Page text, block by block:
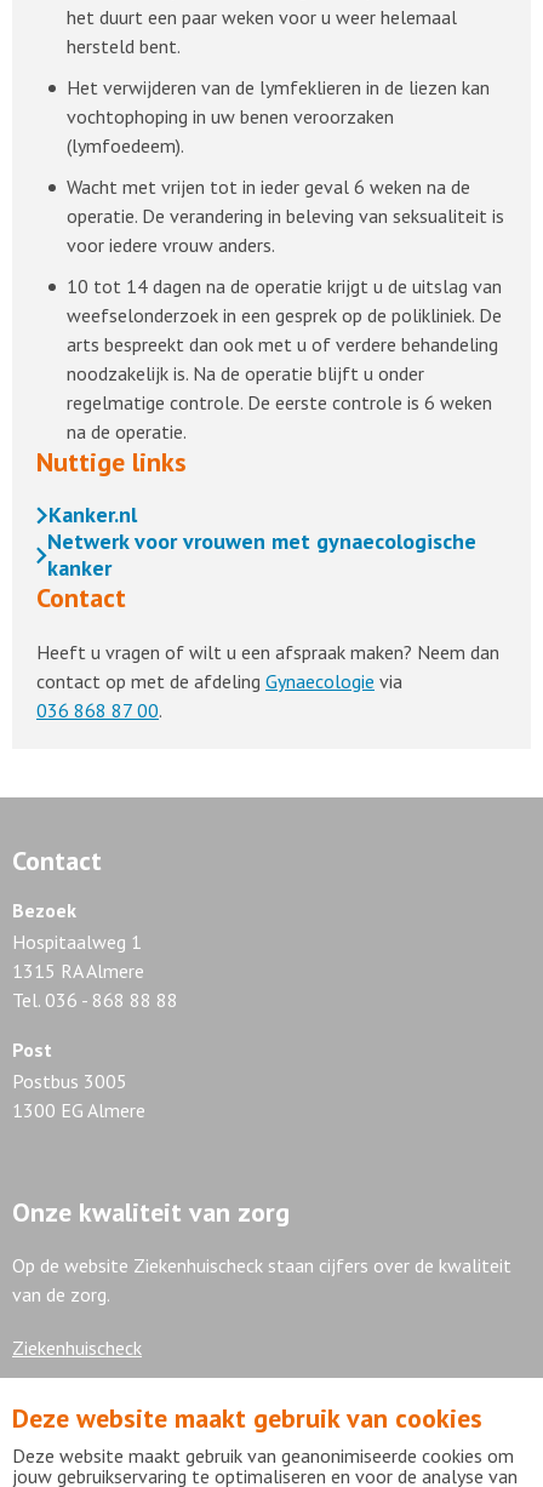
het duurt een paar weken voor u weer helemaal
hersteld bent.
Het verwijderen van de lymfeklieren in de liezen kan
vochtophoping in uw benen veroorzaken
(lymfoedeem).
Wacht met vrijen tot in ieder geval 6 weken na de
operatie. De verandering in beleving van seksualiteit is
voor iedere vrouw anders.
10 tot 14 dagen na de operatie krijgt u de uitslag van
weefselonderzoek in een gesprek op de polikliniek. De
arts bespreekt dan ook met u of verdere behandeling
noodzakelijk is. Na de operatie blijft u onder
regelmatige controle. De eerste controle is 6 weken
na de operatie.
Nuttige links
Kanker.nl
Netwerk voor vrouwen met gynaecologische
kanker
Contact
Heeft u vragen of wilt u een afspraak maken? Neem dan
contact op met de afdeling Gynaecologie via
036 868 87 00.
Contact
Bezoek
Hospitaalweg 1
1315 RA Almere
Tel. 036 - 868 88 88
Post
Postbus 3005
1300 EG Almere
Onze kwaliteit van zorg
Op de website Ziekenhuischeck staan cijfers over de kwaliteit
van de zorg.
Ziekenhuischeck
7,9
Deze website maakt gebruik van cookies
Deze website maakt gebruik van geanonimiseerde cookies om
jouw gebruikservaring te optimaliseren en voor de analyse van